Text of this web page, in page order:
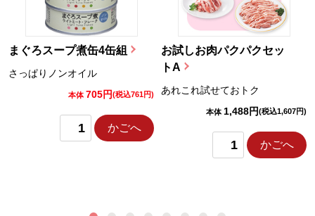
まぐろスープ煮缶4缶組
さっぱりノンオイル
本体 705円(税込761円)
かごへ
お試しお肉パクパクセッ
トA
あれこれ試せておトク
本体 1,488円(税込1,607円)
かごへ